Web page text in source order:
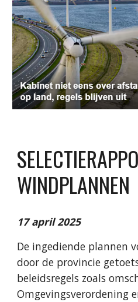
WINDPLANNEN
17 april 2025
De ingediende plannen
door de provincie
beleidsregels zoals
Omgevingsverordening